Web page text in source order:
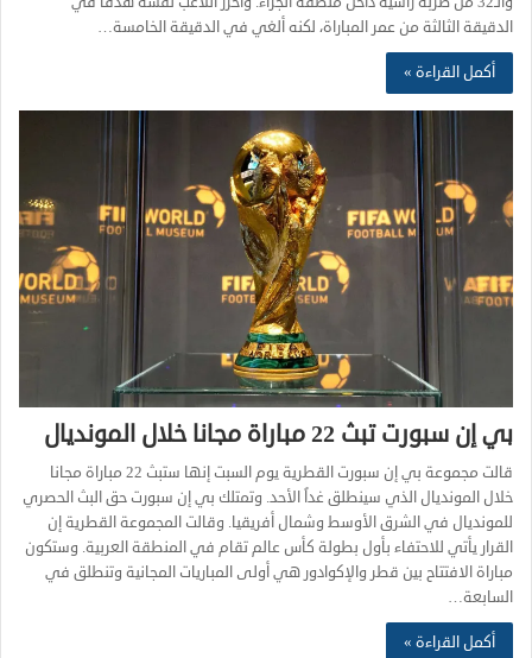
الدقيقة الثالثة من عمر المباراة، لكنه ألغي في الدقيقة الخامسة…
أكمل القراءة »
بي إن سبورت تبث 22 مباراة مجانا خلال المونديال
قالت مجموعة بي إن سبورت القطرية يوم السبت إنها ستبث 22 مباراة مجانا
خلال المونديال الذي سينطلق غداً الأحد. وتمتلك بي إن سبورت حق البث الحصري
للمونديال في الشرق الأوسط وشمال أفريقيا. وقالت المجموعة القطرية إن
القرار يأتي للاحتفاء بأول بطولة كأس عالم تقام في المنطقة العربية. وستكون
مباراة الافتتاح بين قطر والإكوادور هي أولى المباريات المجانية وتنطلق في
السابعة…
أكمل القراءة »